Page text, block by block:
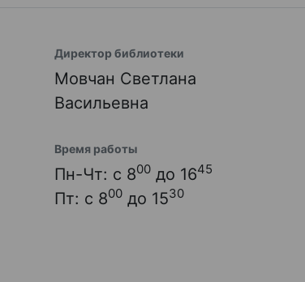
Директор библиотеки
Мовчан Светлана
Васильевна
Время работы
Пн-Чт: с 800 до 1645
Пт: с 800 до 1530